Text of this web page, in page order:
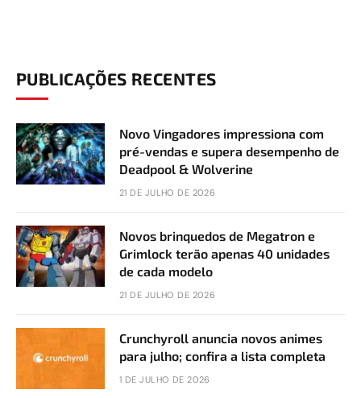
PUBLICAÇÕES RECENTES
Novo Vingadores impressiona com
pré-vendas e supera desempenho de
Deadpool & Wolverine
21 DE JULHO DE 2026
Novos brinquedos de Megatron e
Grimlock terão apenas 40 unidades
de cada modelo
21 DE JULHO DE 2026
Crunchyroll anuncia novos animes
para julho; confira a lista completa
1 DE JULHO DE 2026